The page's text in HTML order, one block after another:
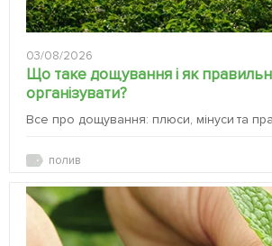
03/08/2026
Що таке дощування і як
організувати?
Все про дощування: плюси, мінуси та
полив